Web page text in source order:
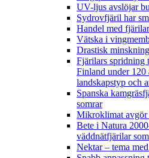
UV-ljus avslöjar
Sydrovfjäril har
Handel med
Vätska i
Drastisk
Fjärilars spridning
Finland under 120
landskapstyp och
Spanska
somrar
Mikroklimat avgör
Bete i Natura
väddnätfjärilar
Nektar – tema